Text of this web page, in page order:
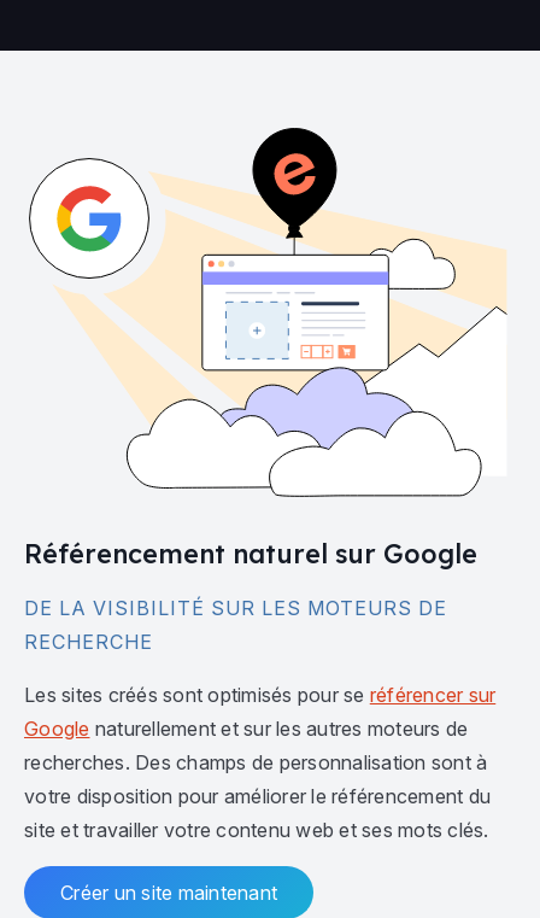
Référencement naturel sur Google
DE LA VISIBILITÉ SUR LES MOTEURS DE
RECHERCHE
Les sites créés sont optimisés pour se référencer sur
Google naturellement et sur les autres moteurs de
recherches. Des champs de personnalisation sont à
votre disposition pour améliorer le référencement du
site et travailler votre contenu web et ses mots clés.
Créer un site maintenant